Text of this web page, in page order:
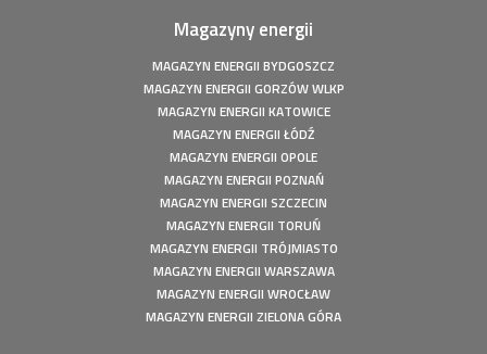
fotowoltaiczna o mocy: 9,86 kWp
Fotowoltaika z magazynem energii - Gorzów Śląski -
Instalacja fotowoltaiczna o mocy: 20,16 kWp
Fotowoltaika Czersk Koszaliński- Instalacja fotowoltaiczna
Fotowoltaika z magazynem energii - Szczecin - Instalacja
fotowoltaiczna o mocy: 6,1 kWp
Fotowoltaika z magazynem energii - Wołuszewo -
Instalacja fotowoltaiczna o mocy: 9,81 kWp
Fotowoltaika Gorzów Śląski - Instalacja fotowoltaiczna o
Fotowoltaika z magazynem energii - Borek - Instalacja
fotowoltaiczna o mocy: 7,77 kWp
Magazyny energii
MAGAZYN ENERGII BYDGOSZCZ
MAGAZYN ENERGII GORZÓW WLKP
MAGAZYN ENERGII KATOWICE
MAGAZYN ENERGII ŁÓDŹ
MAGAZYN ENERGII OPOLE
MAGAZYN ENERGII POZNAŃ
MAGAZYN ENERGII SZCZECIN
MAGAZYN ENERGII TORUŃ
MAGAZYN ENERGII TRÓJMIASTO
MAGAZYN ENERGII WARSZAWA
MAGAZYN ENERGII WROCŁAW
MAGAZYN ENERGII ZIELONA GÓRA